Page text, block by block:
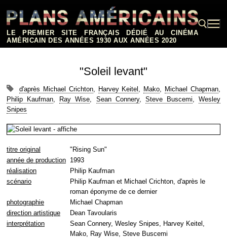
contenu
LE PREMIER SITE FRANÇAIS DÉDIÉ AU CINÉMA
AMÉRICAIN DES ANNÉES 1930 AUX ANNÉES 2020
Rechercher :
"Soleil levant"
d'après Michael Crichton, Harvey Keitel , Mako, Michael Chapman,
Philip Kaufman, Ray Wise, Sean Connery, Steve Buscemi, Wesley
Snipes
titre original
"Rising Sun"
année de production 1993
réalisation
Philip Kaufman
scénario
Philip Kaufman et Michael Crichton, d'après le
roman éponyme de ce dernier
photographie
Michael Chapman
direction artistique
Dean Tavoularis
interprétation
Sean Connery, Wesley Snipes, Harvey Keitel,
Mako, Ray Wise, Steve Buscemi